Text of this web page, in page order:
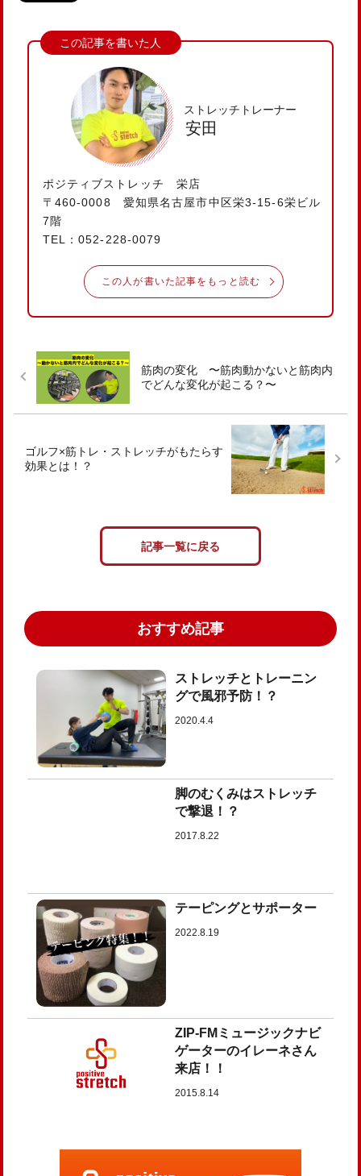
ストレッチトレーナー
安田
ポジティブストレッチ 栄店
〒460-0008 愛知県名古屋市中区栄3-15-6栄ビル
7階
TEL：052-228-0079
この人が書いた記事をもっと読む
筋肉の変化 〜筋肉動かないと筋肉内
でどんな変化が起こる？〜
ゴルフ×筋トレ・ストレッチがもたらす
効果とは！？
記事一覧に戻る
おすすめ記事
ストレッチとトレーニン
グで風邪予防！？
2020.4.4
脚のむくみはストレッチ
で撃退！？
2017.8.22
テーピングとサポーター
2022.8.19
ZIP-FMミュージックナビ
ゲーターのイレーネさん
来店！！
2015.8.14